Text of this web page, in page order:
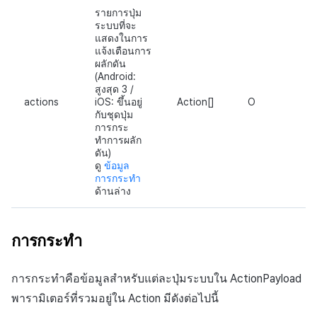
actions
รายการปุ่ม
ระบบที่จะ
แสดงในการ
แจ้งเตือนการ
ผลักดัน
(Android:
สูงสุด 3 /
iOS: ขึ้นอยู่
กับชุดปุ่ม
การกระ
ทำการผลัก
ดัน)
ดู ข้อมูล
การกระทำ
ด้านล่าง
Action[] O
การกระทำ
การกระทำคือข้อมูลสำหรับแต่ละปุ่มระบบใน ActionPayload
พารามิเตอร์ที่รวมอยู่ใน Action มีดังต่อไปนี้